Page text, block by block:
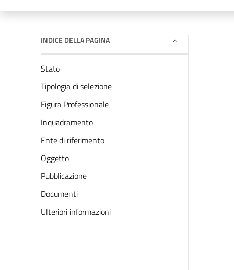
INDICE DELLA PAGINA
Stato
Tipologia di selezione
Figura Professionale
Inquadramento
Ente di riferimento
Oggetto
Pubblicazione
Documenti
Ulteriori informazioni